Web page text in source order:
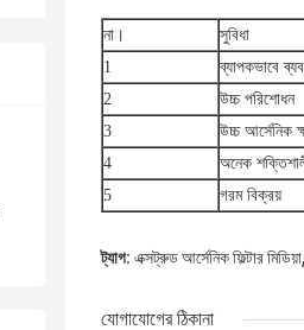
না।
সুবিধা
1
ব্যাপকভাবে
2
উচ্চ পরিশোধন
3
উচ্চ আর্সেনিক
4
অনেক
5
গরম বিক্রয়
ট্যাগ: এক্সট্রুড আর্সেনিক ফিল্টার মিডিয়া,
যোগাযোগের ঠিকানা